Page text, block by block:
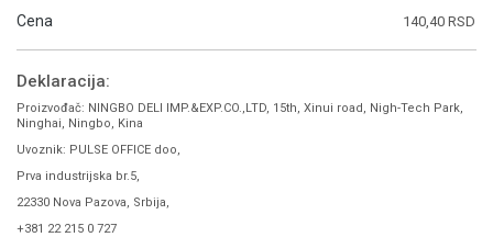
Cena 140,40 RSD
Deklaracija:
Proizvođač: NINGBO DELI IMP.&EXP.CO.,LTD, 15th, Xinui road, Nigh-Tech Park,
Ninghai, Ningbo, Kina
Uvoznik: PULSE OFFICE doo,
Prva industrijska br.5,
22330 Nova Pazova, Srbija,
+381 22 215 0 727